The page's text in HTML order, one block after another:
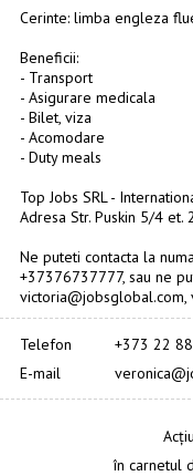
Cerinte: limba engleza
Beneficii:
- Transport
- Asigurare medicala
- Bilet, viza
- Acomodare
- Duty meals
Top Jobs SRL -
Adresa Str. Puskin 5/4 et. 2
Ne puteti contacta la
+37376737777, sau ne
Telefon
+373 22
E-mail
în carnetul